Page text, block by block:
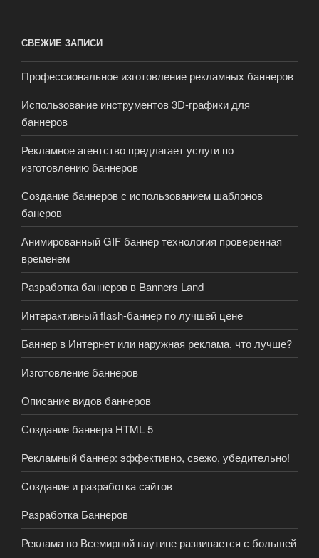
СВЕЖИЕ ЗАПИСИ
Профессиональное изготовление рекламных баннеров
Использование инструментов 3D-графики для
баннеров
Рекламное агентство предлагает услуги по
изготовлению баннеров
Создание баннеров с использованием шаблонов
банеров
Анимированный GIF баннер технология проверенная
временем
Разработка баннеров в Banners Land
Интерактивный flash-баннер по лучшей цене
Баннер в Интернет или наружная реклама, что лучше?
Изготовление баннеров
Описание видов баннеров
Создание баннера HTML 5
Рекламный баннер: эффективно, свежо, убедительно!
Cоздание и разработка сайтов
Разработка Баннеров
Реклама во Всемирной паутине развивается с большей